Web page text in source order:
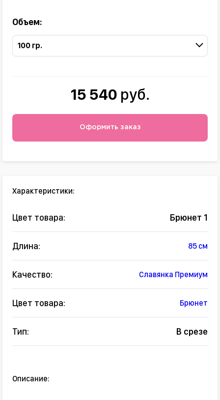
Объем:
100 гр.
15 540 руб.
Оформить заказ
Характеристики:
Цвет товара: Брюнет 1
Длина: 85 см
Качество: Славянка Премиум
Цвет товара: Брюнет
Тип: В срезе
Описание: